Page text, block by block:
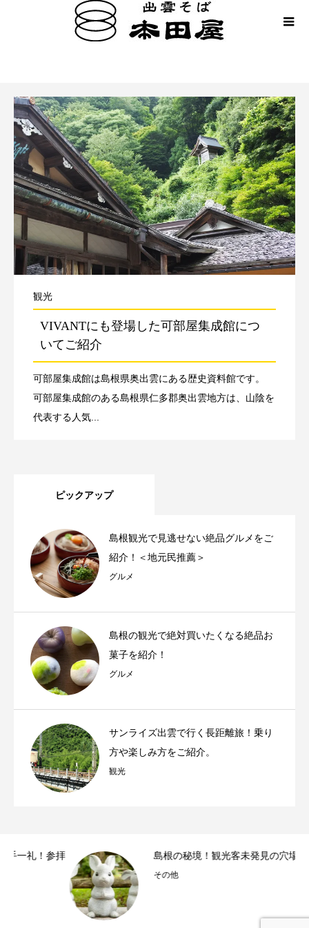
観光
VIVANTにも登場した可部屋集成館につ
いてご紹介
可部屋集成館は島根県奥出雲にある歴史資料館です。
可部屋集成館のある島根県仁多郡奥出雲地方は、山陰を
代表する人気...
ピックアップ
島根観光で見逃せない絶品グルメをご
紹介！＜地元民推薦＞
グルメ
島根の観光で絶対買いたくなる絶品お
菓子を紹介！
グルメ
サンライズ出雲で行く長距離旅！乗り
方や楽しみ方をご紹介。
観光
拝 島根の秘境！観光客未発見の穴場スポット
その他